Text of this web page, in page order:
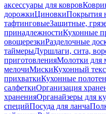
аксессуары для ковров
дорожкиЦиновкиПокрытия
тафтинговыеЗащитные,
принадлежностиКухонные
овощерезкиРазделочные
таймерыДуршлаги, сита,
приготовленияМолотки для
мелочиМискиКухонный
прихваткиКухонные
салфеткиОрганизация
храненияОрганайзеры для
специйПосуда для ланча